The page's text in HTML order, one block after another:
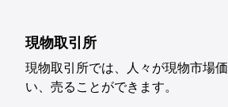
現物取引所
現物取引所では、人々が現物市場
い、売ることができます。